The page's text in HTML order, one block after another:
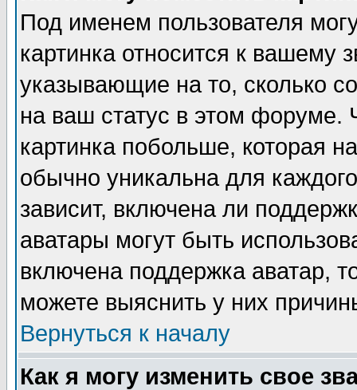
Под именем пользователя
картинка относится к вашему
указывающие на то, сколько
на ваш статус в этом форуме.
картинка побольше, которая
обычно уникальна для
зависит, включена ли
аватары могут быть
включена поддержка аватар,
можете выяснить у них
Вернуться к началу
Как я могу изменить свое